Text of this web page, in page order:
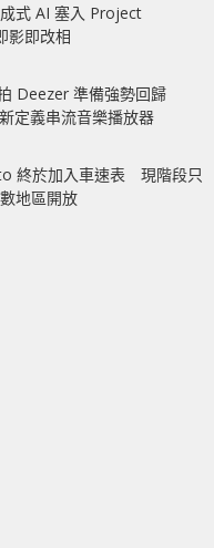
式 AI 塞入 Project
即改相
Deezer 準備強勢回歸
定義串流音樂播放器
終於加入車速表 現階段只
地區開放